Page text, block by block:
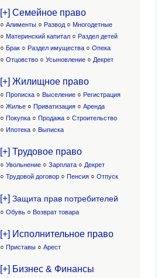
[+] Семейное право
○ Алименты ○ Развод ○ Многодетные
○ Материнский капитал ○ Раздел детей
○ Брак ○ Раздел имущества ○ Опека
○ Отцовство ○ Усыновление ○ Декрет
[+] Жилищное право
○ Прописка ○ Выселение ○ Регистрация
○ Жилье ○ Приватизация ○ Аренда
○ Покупка ○ Продажа ○ Строительство
○ Ипотека ○ Выписка
[+] Трудовое право
○ Увольнение ○ Зарплата ○ Декрет
○ Трудовой договор ○ Пенсия ○ Отпуск
[+] Защита прав потребителей
○ Обувь ○ Возврат товара
[+] Исполнительное право
○ Приставы ○ Арест
[+] Бизнес & Финансы